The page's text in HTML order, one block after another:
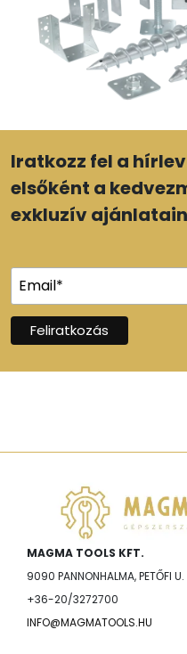
Iratkozz fel a
elsőként a
exkluzív
MAGMA TOOLS KFT.
9090 PANNONHALMA, PETŐFI
+36-20/3272700
INFO@MAGMATOOLS.HU